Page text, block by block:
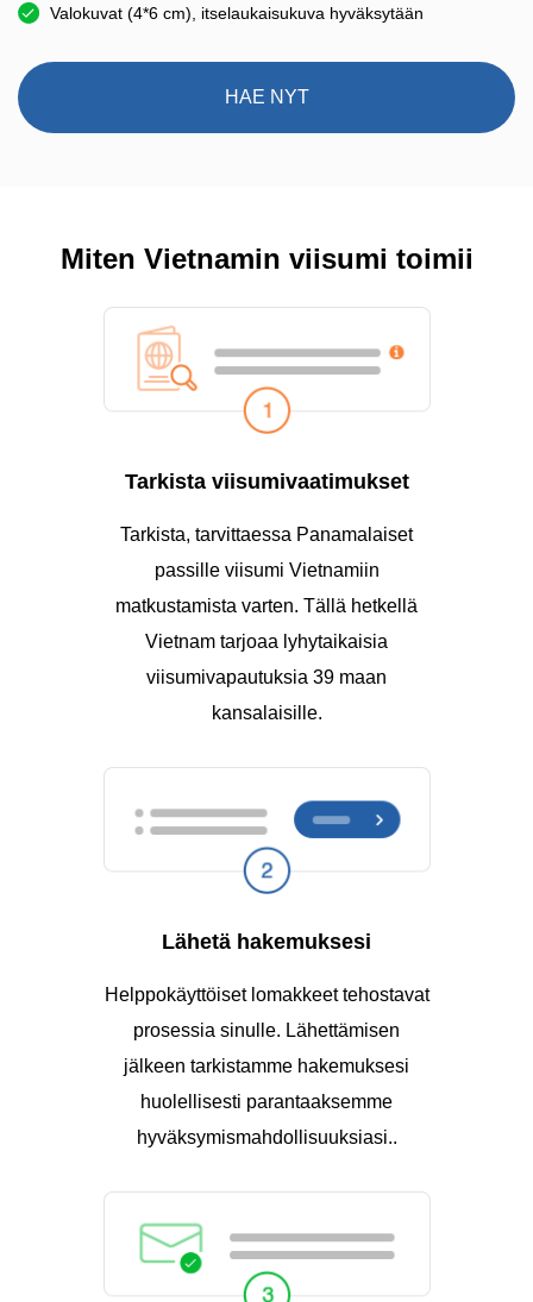
Valokuvat (4*6 cm), itselaukaisukuva hyväksytään
HAE NYT
Miten Vietnamin viisumi toimii
Tarkista viisumivaatimukset
Tarkista, tarvittaessa Panamalaiset
passille viisumi Vietnamiin
matkustamista varten. Tällä hetkellä
Vietnam tarjoaa lyhytaikaisia
viisumivapautuksia 39 maan
kansalaisille.
Lähetä hakemuksesi
Helppokäyttöiset lomakkeet tehostavat
prosessia sinulle. Lähettämisen
jälkeen tarkistamme hakemuksesi
huolellisesti parantaaksemme
hyväksymismahdollisuuksiasi..